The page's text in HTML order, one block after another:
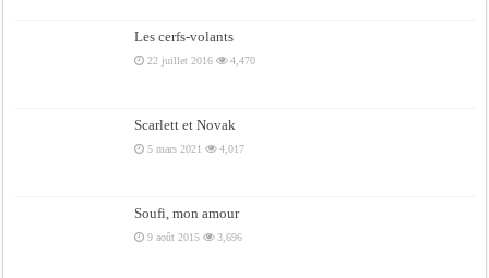
Les cerfs-volants
22 juillet 2016 4,470
Scarlett et Novak
5 mars 2021 4,017
Soufi, mon amour
9 août 2015 3,696